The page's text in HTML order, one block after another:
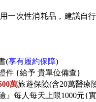
一次性消耗品，建議自
(享有履約保障)
件 {給予 貴單位備查}
萬旅遊保險(含20萬醫療
』每人每天上限1000元{